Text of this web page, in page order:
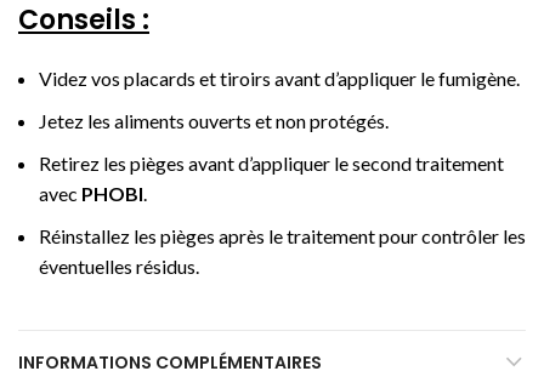
Conseils :
Videz vos placards et tiroirs avant d’appliquer le fumigène.
Jetez les aliments ouverts et non protégés.
Retirez les pièges avant d’appliquer le second traitement
avec PHOBI.
Réinstallez les pièges après le traitement pour contrôler les
éventuelles résidus.
INFORMATIONS COMPLÉMENTAIRES